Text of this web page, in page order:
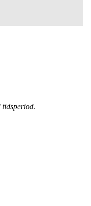
tidsperiod.